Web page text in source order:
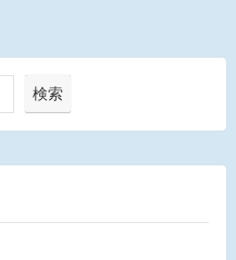
検索